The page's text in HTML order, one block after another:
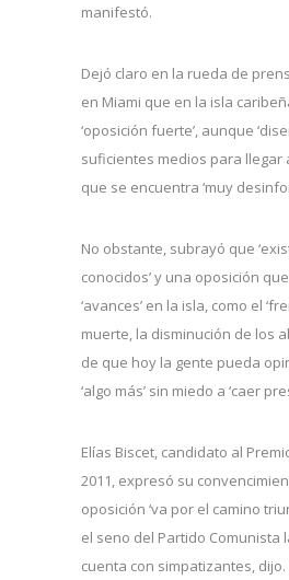
manifestó.
Dejó claro en la rueda de
en Miami que en la isla
‘oposición fuerte’, aunque
suficientes medios para llegar
que se encuentra ‘muy
No obstante, subrayó que
conocidos’ y una oposición
‘avances’ en la isla, como el
muerte, la disminución de los
de que hoy la gente pueda
‘algo más’ sin miedo a ‘caer
Elías Biscet, candidato al
2011, expresó su
oposición ‘va por el camino
el seno del Partido Comunista
cuenta con simpatizantes, dijo.